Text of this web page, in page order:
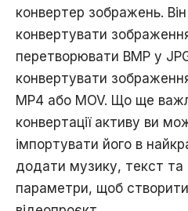
конвертер зображень.
конвертувати
перетворювати BMP у
конвертувати
MP4 або MOV. Що ще
конвертації активу ви
імпортувати його в
додати музику, текст та
параметри, щоб створити